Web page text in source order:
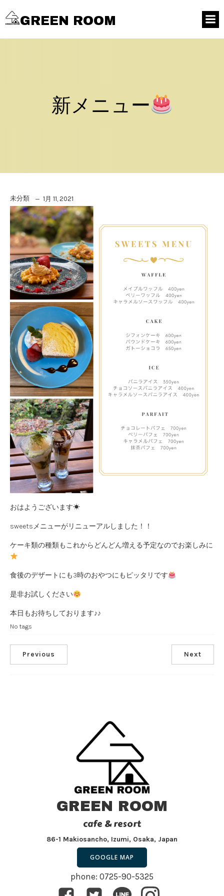
GREEN ROOM
新メニュー
未分類 1月 11, 2021
おはようございます☀
sweetsメニューがリニューアルしました！！
ケーキ類の種類もこれからどんどん増える予定なのでお楽しみに
食後のデザートにも3時のおやつにもピッタリです
是非お試しください
本日もお待ちしております♪♪
No tags
Previous Next
GREEN ROOM
cafe & resort
86-1 Makiosancho, Izumi, Osaka, Japan
GOOGLE MAP
phone: 0725-90-5325